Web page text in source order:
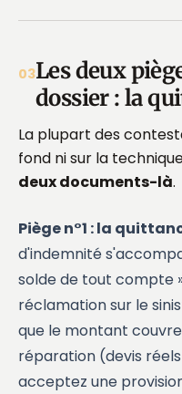
03Les deux
dossier : la
La plupart des
fond ni sur la
deux documents-là.
Piège n°1 : la
d'indemnité
solde de tout compte
réclamation sur le
que le montant
réparation (devis
acceptez une